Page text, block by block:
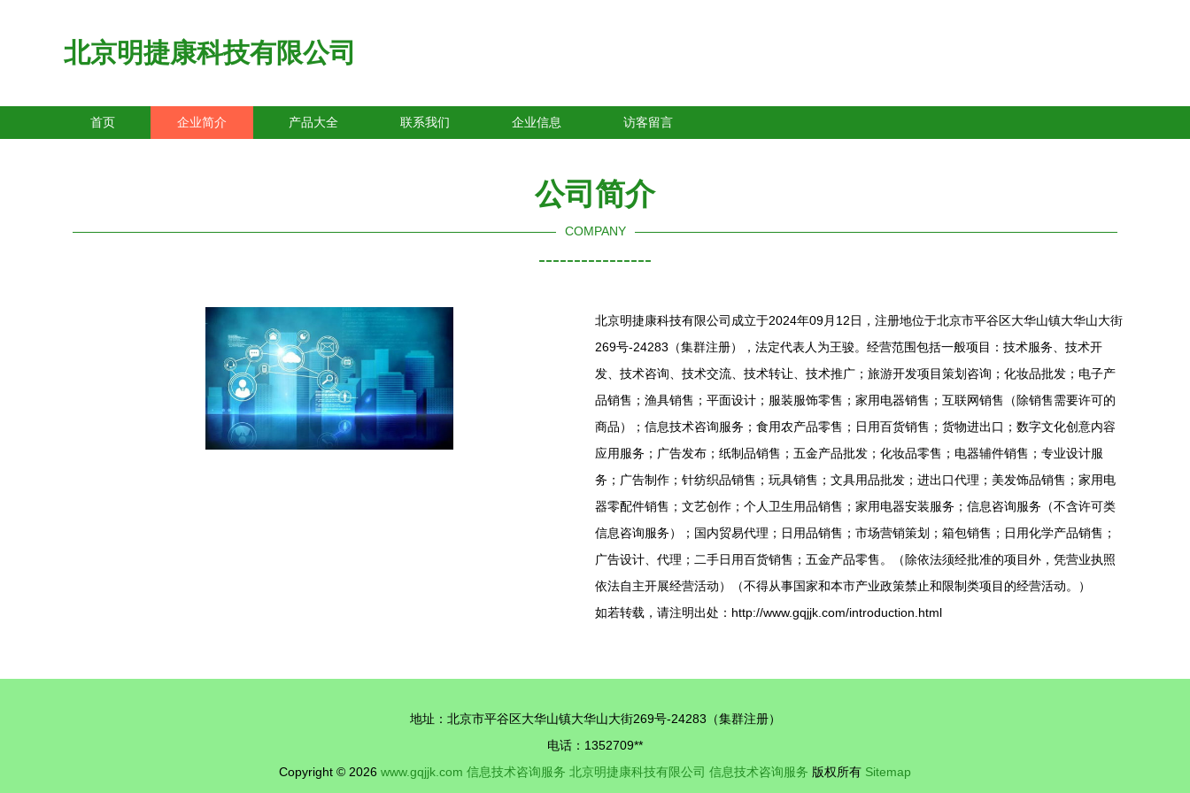
北京明捷康科技有限公司
首页 企业简介 产品大全 联系我们 企业信息 访客留言
公司简介
COMPANY
----------------
北京明捷康科技有限公司成立于2024年09月12日，注册地位于北京市平谷区大华山镇大华山大街
269号-24283（集群注册），法定代表人为王骏。经营范围包括一般项目：技术服务、技术开
发、技术咨询、技术交流、技术转让、技术推广；旅游开发项目策划咨询；化妆品批发；电子产
品销售；渔具销售；平面设计；服装服饰零售；家用电器销售；互联网销售（除销售需要许可的
商品）；信息技术咨询服务；食用农产品零售；日用百货销售；货物进出口；数字文化创意内容
应用服务；广告发布；纸制品销售；五金产品批发；化妆品零售；电器辅件销售；专业设计服
务；广告制作；针纺织品销售；玩具销售；文具用品批发；进出口代理；美发饰品销售；家用电
器零配件销售；文艺创作；个人卫生用品销售；家用电器安装服务；信息咨询服务（不含许可类
信息咨询服务）；国内贸易代理；日用品销售；市场营销策划；箱包销售；日用化学产品销售；
广告设计、代理；二手日用百货销售；五金产品零售。（除依法须经批准的项目外，凭营业执照
依法自主开展经营活动）（不得从事国家和本市产业政策禁止和限制类项目的经营活动。）
如若转载，请注明出处：http://www.gqjjk.com/introduction.html
地址：北京市平谷区大华山镇大华山大街269号-24283（集群注册）
电话：1352709**
Copyright © 2026 www.gqjjk.com 信息技术咨询服务 北京明捷康科技有限公司 信息技术咨询服务 版权所有 Sitemap